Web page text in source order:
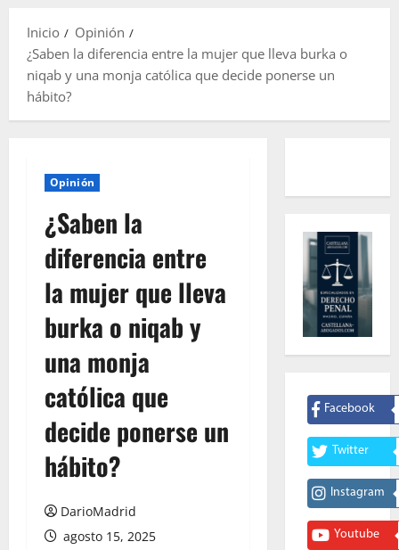
Inicio
Opinión
¿Saben la diferencia entre la mujer que lleva burka o
niqab y una monja católica que decide ponerse un
hábito?
Opinión
¿Saben la
diferencia entre
la mujer que lleva
burka o niqab y
una monja
católica que
decide ponerse un
hábito?
DarioMadrid
agosto 15, 2025
Facebook
Twitter
Instagram
Youtube